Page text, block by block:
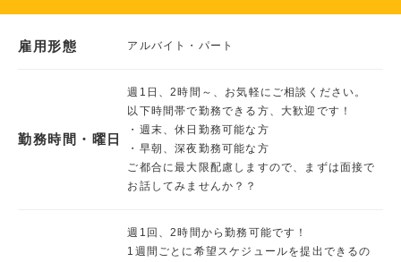
雇用形態 アルバイト・パート
勤務時間・曜日
週1日、2時間～、お気軽にご相談ください。
以下時間帯で勤務できる方、大歓迎です！
・週末、休日勤務可能な方
・早朝、深夜勤務可能な方
ご都合に最大限配慮しますので、まずは面接で
お話してみませんか？？
週1回、2時間から勤務可能です！
1週間ごとに希望スケジュールを提出できるの